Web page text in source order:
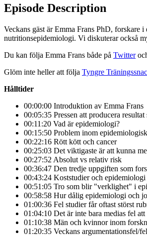
Episode Description
Veckans gäst är Emma Frans PhD, forskare
nutritionsepidemiologi. Vi diskuterar också
Du kan följa Emma Frans både på Twitter
Glöm inte heller att följa Tyngre
Hålltider
00:00:00 Introduktion av Emma Frans
00:05:35 Pressen att producera
00:11:20 Vad är epidemiologi?
00:15:50 Problem inom
00:22:16 Rött kött och cancer
00:25:03 Det viktigaste är att kunna
00:27:52 Absolut vs relativ risk
00:36:47 Den tredje uppgiften som
00:43:24 Koststudier och epidemiologi
00:51:05 Tro som blir "verklighet" i
00:58:58 Hur dålig epidemiologi och
01:00:36 Fel studier får oftast störst
01:04:10 Det är inte bara medias fel
01:10:38 Män och kvinnor inom
01:20:35 Veckans argumentationsfel/